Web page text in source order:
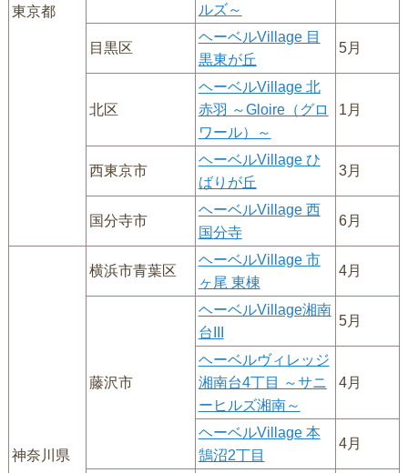
東京都
ルズ～
目黒区
ヘーベルVillage 目
黒東が丘
5月
北区
ヘーベルVillage 北
赤羽 ～Gloire（グロ
ワール）～
1月
西東京市
ヘーベルVillage ひ
ばりが丘
3月
国分寺市
ヘーベルVillage 西
国分寺
6月
神奈川県
横浜市青葉区
ヘーベルVillage 市
ヶ尾 東棟
4月
藤沢市
ヘーベルVillage湘南
台III
5月
ヘーベルヴィレッジ
湘南台4丁目 ～サニ
ーヒルズ湘南～
4月
ヘーベルVillage 本
鵠沼2丁目
4月